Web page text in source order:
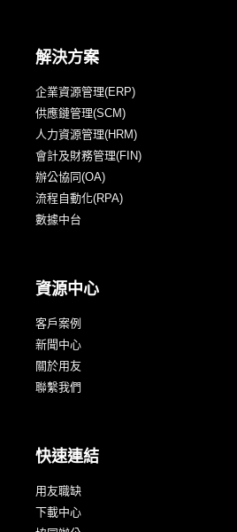
解決方案
企業資源管理(ERP)
供應鏈管理(SCM)
人力資源管理(HRM)
會計及財務管理(FIN)
辦公協同(OA)
流程自動化(RPA)
數據中台
資源中心
客戶案例
新聞中心
關於用友
聯繫我們
快速連結
用友職缺
下載中心